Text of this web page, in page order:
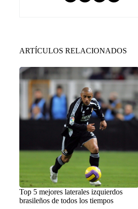
ARTÍCULOS RELACIONADOS
Top 5 mejores laterales izquierdos
brasileños de todos los tiempos